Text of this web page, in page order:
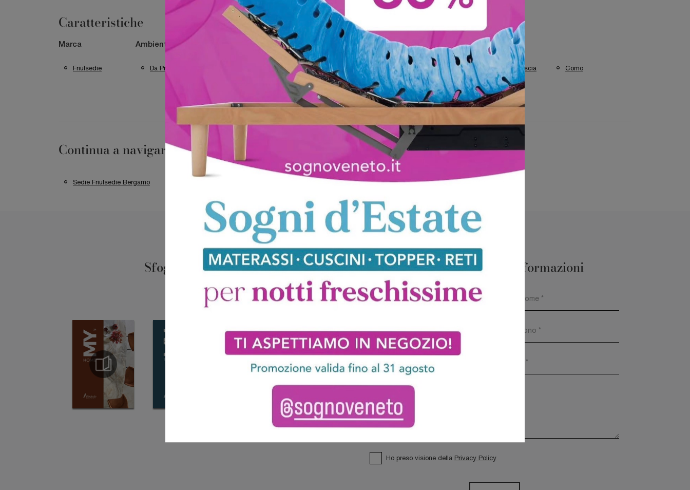
Caratteristiche
Marca
Friulsedie
Ambiente
Da Pranzo
Stile
Moderne
Tipologia
Fisse
I più visti a :
Bergamo Brescia Como
Varese
Continua a navigare
Sedie Friulsedie Bergamo Sedie Friulsedie Como Sedie Friulsedie Varese
Sfoglia i cataloghi Richiedi Maggiori Informazioni
Ho preso visione della Privacy Policy